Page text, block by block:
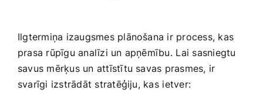
Ilgtermiņa izaugsmes plānošana ‍ir process, kas
prasa rūpīgu analīzi un ‌apņēmību.⁢ Lai sasniegtu
savus mērķus un attīstītu savas‌ prasmes, ir
svarīgi izstrādāt stratēģiju, kas ⁣ietver: